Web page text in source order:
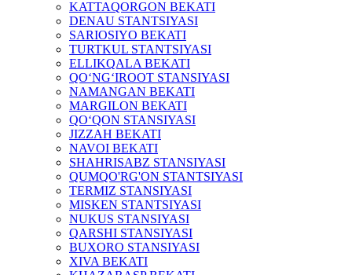
KATTAQORGON BEKATI
DENAU STANTSIYASI
SARIOSIYO BEKATI
TURTKUL STANTSIYASI
ELLIKQALA BEKATI
QO‘NG‘IROOT STANSIYASI
NAMANGAN BEKATI
MARGILON BEKATI
QO‘QON STANSIYASI
JIZZAH BEKATI
NAVOI BEKATI
SHAHRISABZ STANSIYASI
QUMQO'RG'ON STANTSIYASI
TERMIZ STANSIYASI
MISKEN STANTSIYASI
NUKUS STANSIYASI
QARSHI STANSIYASI
BUXORO STANSIYASI
XIVA BEKATI